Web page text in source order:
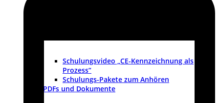
Schulungsvideo „CE-Kennzeichnung als
Prozess“
Schulungs-Pakete zum Anhören
PDFs und Dokumente